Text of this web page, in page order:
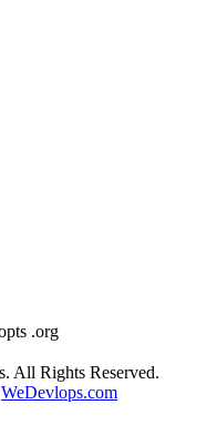
.org
All Rights Reserved.
WeDevlops.com